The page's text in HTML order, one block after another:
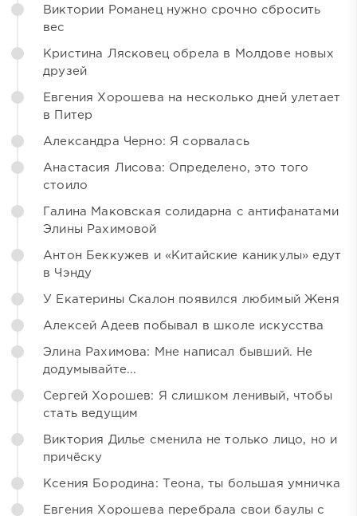
Виктории Романец нужно срочно сбросить
вес
Кристина Лясковец обрела в Молдове новых
друзей
Евгения Хорошева на несколько дней улетает
в Питер
Александра Черно: Я сорвалась
Анастасия Лисова: Определено, это того
стоило
Галина Маковская солидарна с антифанатами
Элины Рахимовой
Антон Беккужев и «Китайские каникулы» едут
в Чэнду
У Екатерины Скалон появился любимый Женя
Алексей Адеев побывал в школе искусства
Элина Рахимова: Мне написал бывший. Не
додумывайте...
Сергей Хорошев: Я слишком ленивый, чтобы
стать ведущим
Виктория Дилье сменила не только лицо, но и
причёску
Ксения Бородина: Теона, ты большая умничка
Евгения Хорошева перебрала свои баулы с